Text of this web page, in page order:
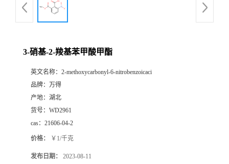
3-硝基-2-羧基苯甲酸甲酯
英文名称： 2-methoxycarbonyl-6-nitrobenzoicaci
品牌： 万得
产地： 湖北
货号： WD2961
cas： 21606-04-2
价格： ￥1/千克
发布日期： 2023-08-11